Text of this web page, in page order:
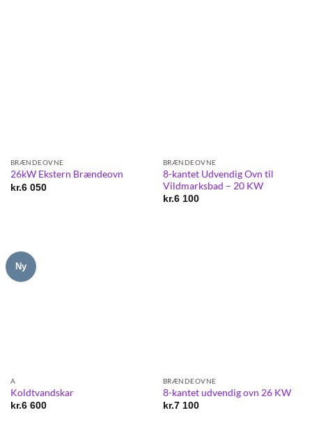
BRÆNDEOVNE
26kW Ekstern Brændeovn
kr.6 050
BRÆNDEOVNE
8-kantet Udvendig Ovn til
Vildmarksbad – 20 KW
kr.6 100
Ny
A
Koldtvandskar
kr.6 600
BRÆNDEOVNE
8-kantet udvendig ovn 26 KW
kr.7 100